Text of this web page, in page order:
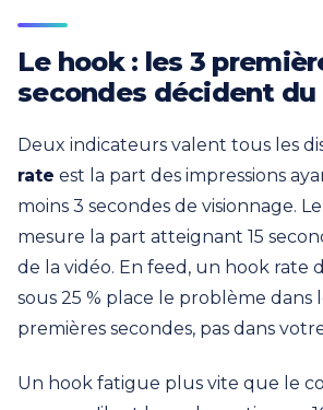
Le hook : les 3
secondes décident
Deux indicateurs valent tous les
rate est la part des impressions
moins 3 secondes de visionnage. Le
mesure la part atteignant 15
de la vidéo. En feed, un hook rate
sous 25 % place le problème dans
premières secondes, pas dans
Un hook fatigue plus vite que le